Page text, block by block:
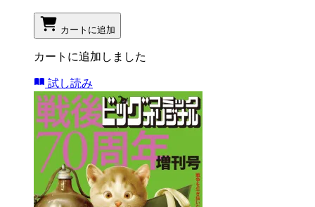
カートに追加
カートに追加しました
試し読み